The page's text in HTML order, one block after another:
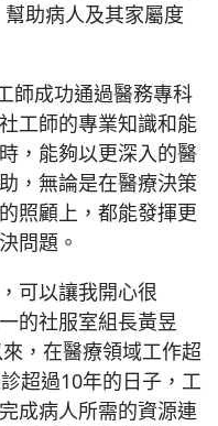
助病人及其家屬度
成功通過醫務專科
工師的專業知識和能
，能夠以更深入的醫
，無論是在醫療決策
照顧上，都能發揮更
問題。
可以讓我開心很
的社服室組長黃昱
，在醫療領域工作超
超過10年的日子，工
成病人所需的資源連